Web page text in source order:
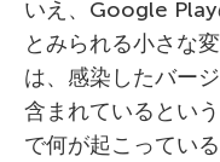
いえ、Google
とみられる小さな
は、感染したバー
含まれているとい
で何が起こってい